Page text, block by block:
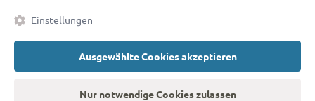
KontaktDatenschutzImpressumFaktenAGB
CookiesBarrierefreiheitserklärung
Einstellungen
Ausgewählte Cookies akzeptieren
Nur notwendige Cookies zulassen